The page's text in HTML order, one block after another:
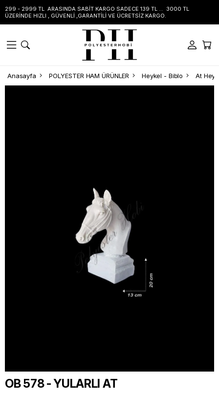
299 - 2999 TL ARASINDA SABİT KARGO SADECE 139 TL ... 3000 TL
ÜZERİNDE HIZLI , GÜVENLİ ,GARANTİLİ VE ÜCRETSİZ KARGO.
Anasayfa POLYESTER HAM ÜRÜNLER Heykel - Biblo At
OB 578 - YULARLI AT